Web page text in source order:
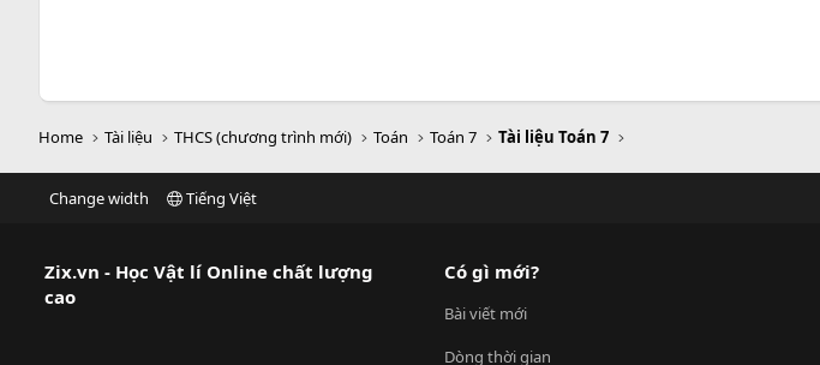
Home Tài liệu THCS (chương trình mới) Toán Toán 7 Tài liệu Toán 7
Change width Tiếng Việt
Zix.vn - Học Vật lí Online chất lượng
cao
Có gì mới?
Bài viết mới
Dòng thời gian